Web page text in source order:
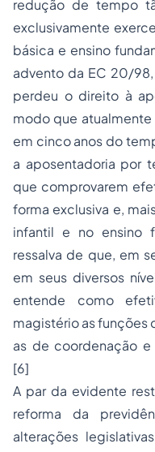
redução de tempo
exclusivamente
básica e ensino
advento da EC 20/
perdeu o direito à
modo que
em cinco anos do
a aposentadoria por
que comprovarem
forma exclusiva e,
infantil e no ensino
ressalva de que, em
em seus diversos
entende como
magistério as funções
as de coordenação e
[6]
A par da evidente
reforma da
alterações